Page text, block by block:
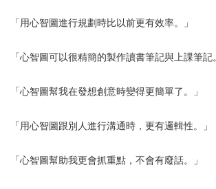
「用心智圖進行規劃時比以前更有效率。」
「心智圖可以很精簡的製作讀書筆記與上課筆記
「心智圖幫我在發想創意時變得更簡單了。」
「用心智圖跟別人進行溝通時，更有邏輯性。」
「心智圖幫助我更會抓重點，不會有廢話。」